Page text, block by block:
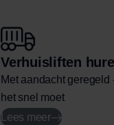
Verhuisliften
Met aandacht geregeld
het snel moet
Lees meer